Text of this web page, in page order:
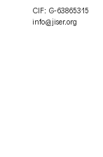
CIF: G-63865315
info@jiser.org